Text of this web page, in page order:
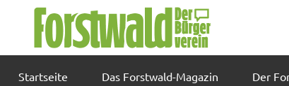
Startseite Das Forstwald-Magazin Der